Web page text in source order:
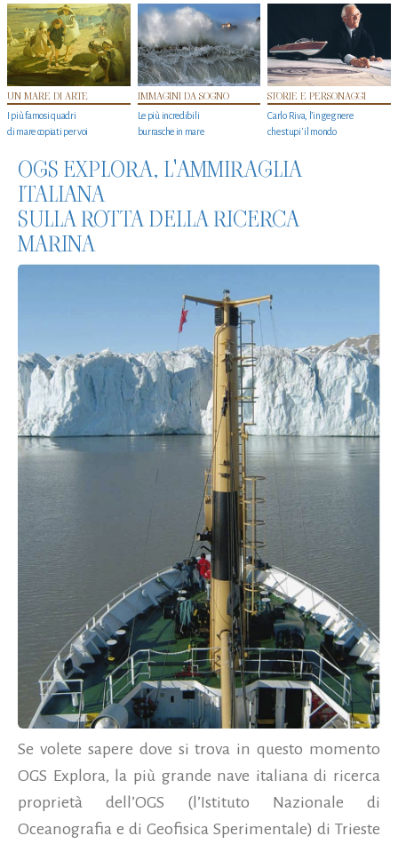
UN MARE DI ARTE
I più famosi quadri
di mare copiati per voi
IMMAGINI DA SOGNO
Le più incredibili
burrasche in mare
STORIE E PERSONAGGI
Carlo Riva, l’ingegnere
che stupi' il mondo
OGS EXPLORA, L'AMMIRAGLIA
ITALIANA
SULLA ROTTA DELLA RICERCA
MARINA
Se volete sapere dove si trova in questo momento
OGS Explora, la più grande nave italiana di ricerca
proprietà dell’OGS (l’Istituto Nazionale di
Oceanografia e di Geofisica Sperimentale) di Trieste